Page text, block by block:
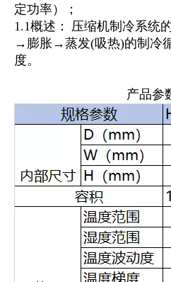
定功率）；
1.1概述： 压缩机制冷系统
→膨胀→蒸发(吸热)的制冷
度。
产品参